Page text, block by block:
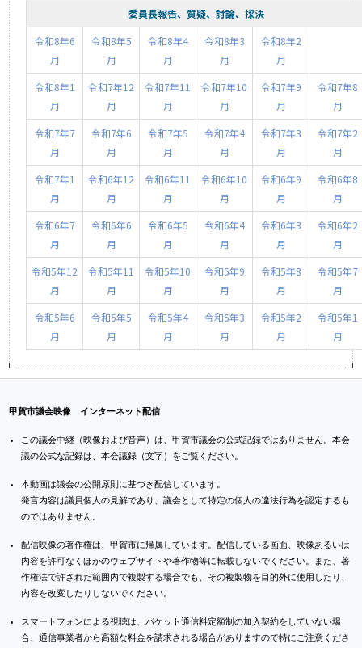
委員長報告、質疑、討論、採決
令和8年6
月
令和8年5
月
令和8年4
月
令和8年3
月
令和8年2
月
令和8年1
月
令和7年12
月
令和7年11
月
令和7年10
月
令和7年9
月
令和7年8
月
令和7年7
月
令和7年6
月
令和7年5
月
令和7年4
月
令和7年3
月
令和7年2
月
令和7年1
月
令和6年12
月
令和6年11
月
令和6年10
月
令和6年9
月
令和6年8
月
令和6年7
月
令和6年6
月
令和6年5
月
令和6年4
月
令和6年3
月
令和6年2
月
令和5年12
月
令和5年11
月
令和5年10
月
令和5年9
月
令和5年8
月
令和5年7
月
令和5年6
月
令和5年5
月
令和5年4
月
令和5年3
月
令和5年2
月
令和5年1
月
甲賀市議会映像 インターネット配信
この議会中継（映像および音声）は、甲賀市議会の公式記録ではありません。本会
議の公式な記録は、本会議録（文字）をご覧ください。
本動画は議会の公開原則に基づき配信しています。
発言内容は議員個人の見解であり、議会として特定の個人の違法行為を認定するも
のではありません。
配信映像の著作権は、甲賀市に帰属しています。配信している画面、映像あるいは
内容を許可なくほかのウェブサイトや著作物等に転載しないでください。また、著
作権法で許された範囲内で複製する場合でも、その複製物を目的外に使用したり、
内容を改変したりしないでください。
スマートフォンによる視聴は、パケット通信料定額制の加入契約をしていない場
合、通信事業者から高額な料金を請求される場合がありますので特にご注意くださ